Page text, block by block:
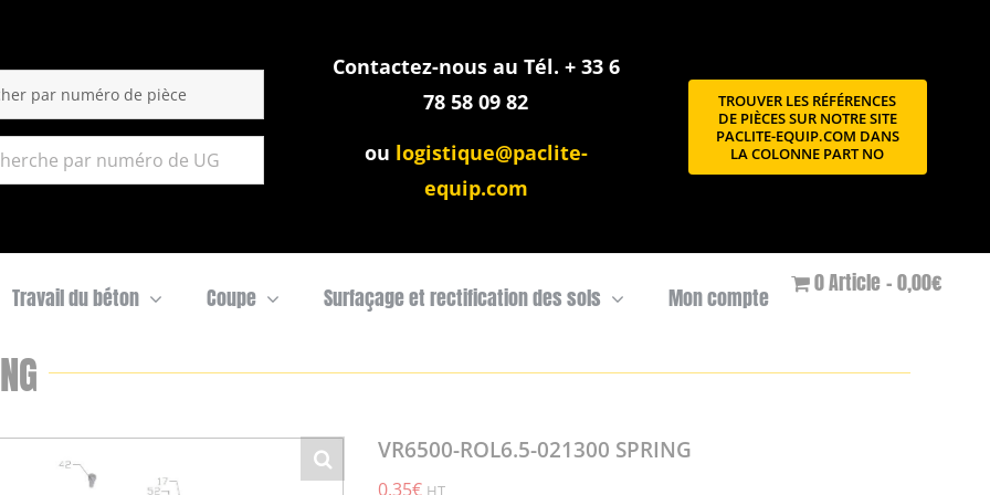
Contactez-nous au Tél. + 33 6
78 58 09 82
ou logistique@paclite-
equip.com
TROUVER LES RÉFÉRENCES
DE PIÈCES SUR NOTRE SITE
PACLITE-EQUIP.COM DANS
LA COLONNE PART NO
Travail du béton Coupe Surfaçage et rectification des sols Mon compte
0 Article 0,00€
VR6500-ROL6.5-021300 SPRING
0,35€ HT